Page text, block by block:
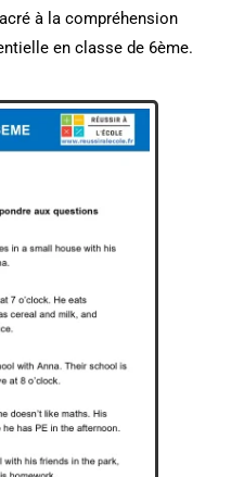
à la compréhension
en classe de 6ème.